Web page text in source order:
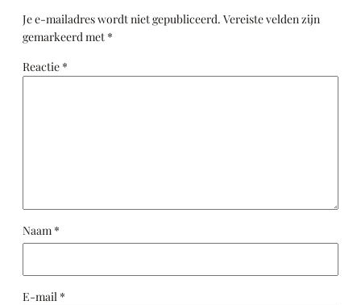
Je e-mailadres wordt niet gepubliceerd. Vereiste velden zijn
gemarkeerd met *
Reactie *
Naam *
E-mail *